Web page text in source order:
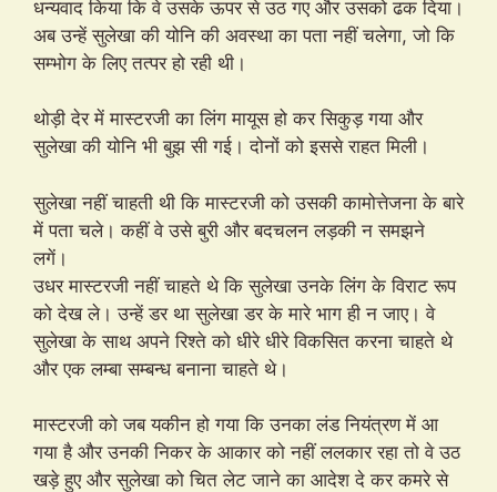
धन्यवाद किया कि वे उसके ऊपर से उठ गए और उसको ढक दिया।
अब उन्हें सुलेखा की योनि की अवस्था का पता नहीं चलेगा, जो कि
सम्भोग के लिए तत्पर हो रही थी।
थोड़ी देर में मास्टरजी का लिंग मायूस हो कर सिकुड़ गया और
सुलेखा की योनि भी बुझ सी गई। दोनों को इससे राहत मिली।
सुलेखा नहीं चाहती थी कि मास्टरजी को उसकी कामोत्तेजना के बारे
में पता चले। कहीं वे उसे बुरी और बदचलन लड़की न समझने
लगें।
उधर मास्टरजी नहीं चाहते थे कि सुलेखा उनके लिंग के विराट रूप
को देख ले। उन्हें डर था सुलेखा डर के मारे भाग ही न जाए। वे
सुलेखा के साथ अपने रिश्ते को धीरे धीरे विकसित करना चाहते थे
और एक लम्बा सम्बन्ध बनाना चाहते थे।
मास्टरजी को जब यकीन हो गया कि उनका लंड नियंत्रण में आ
गया है और उनकी निकर के आकार को नहीं ललकार रहा तो वे उठ
खड़े हुए और सुलेखा को चित लेट जाने का आदेश दे कर कमरे से